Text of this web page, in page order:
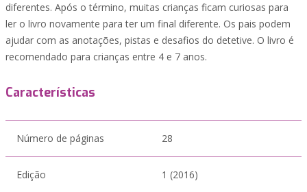
diferentes. Após o término, muitas crianças ficam curiosas para
ler o livro novamente para ter um final diferente. Os pais podem
ajudar com as anotações, pistas e desafios do detetive. O livro é
recomendado para crianças entre 4 e 7 anos.
Características
Número de páginas 28
Edição 1 (2016)